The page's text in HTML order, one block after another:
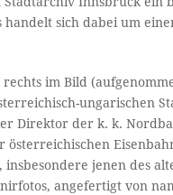
handelt sich dabei um
im Bild
ungarischen
Direktor der k. k.
jenen des
angefertigt von